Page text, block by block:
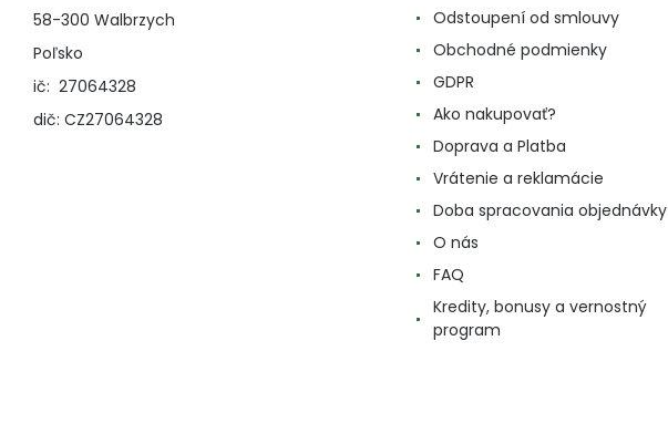
58-300 Walbrzych
Poľsko
ič: 27064328
dič: CZ27064328
Odstoupení od smlouvy
Obchodné podmienky
GDPR
Ako nakupovať?
Doprava a Platba
Vrátenie a reklamácie
Doba spracovania objednávky
O nás
FAQ
Kredity, bonusy a vernostný
program